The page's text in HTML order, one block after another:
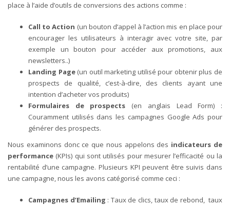
place à l’aide d’outils de conversions des actions comme :
Call to Action (un bouton d’appel à l’action mis en place pour
encourager les utilisateurs à interagir avec votre site, par
exemple un bouton pour accéder aux promotions, aux
newsletters..)
Landing Page(un outil marketing utilisé pour obtenir plus de
prospects de qualité, c’est-à-dire, des clients ayant une
intention d’acheter vos produits)
Formulaires de prospects (en anglais Lead Form) :
Couramment utilisés dans les campagnes Google Ads pour
générer des prospects.
Nous examinons donc ce que nous appelons des indicateurs de
performance (KPIs) qui sont utilisés pour mesurer l’efficacité ou la
rentabilité d’une campagne. Plusieurs KPI peuvent être suivis dans
une campagne, nous les avons catégorisé comme ceci :
Campagnes d’Emailing : Taux de clics, taux de rebond, taux